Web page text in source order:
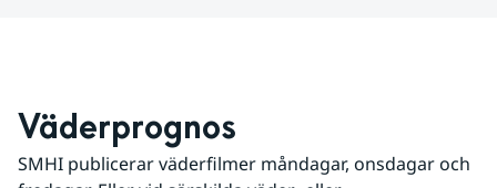
Väderprognos
SMHI publicerar väderfilmer måndagar, onsdagar och